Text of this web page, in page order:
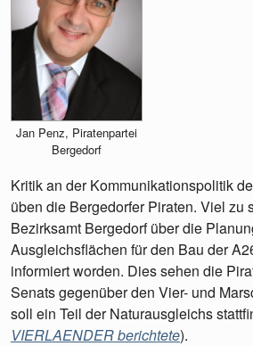
Jan Penz, Piratenpartei
Bergedorf
Kritik an der Kommunikationspolitik
üben die Bergedorfer Piraten. Viel zu
Bezirksamt Bergedorf über die
Ausgleichsflächen für den Bau der
informiert worden. Dies sehen die
Senats gegenüber den Vier- und
soll ein Teil der Naturausgleichs
VIERLAENDER berichtete).